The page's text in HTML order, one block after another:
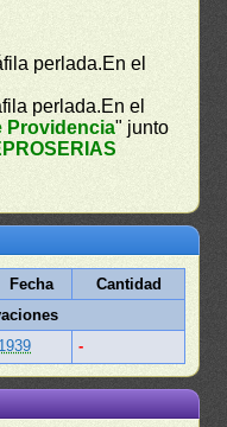
perlada.En el
perlada.En el
Providencia" junto
Fecha
Cantidad
1939 -